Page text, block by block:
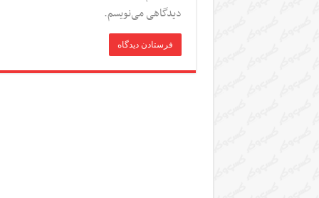
دیدگاهی می‌نویسم.